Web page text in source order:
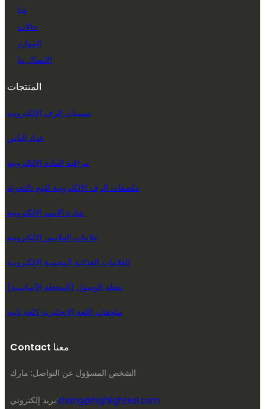
عنا
حالات
الموارد
الاتصال بنا
المنتجات
تسميات الرف الإلكترونية
عداد الناس
مراقبة المادة الإلكترونية
ملصقات الرف الإلكترونية للبيع بالتجزئة
شارة الاسم الإلكترونية
علامات الملابس الإلكترونية
العلامات الغذائية المجمدة الإلكترونية
نقطة الوصول (المحطة الأساسية)
ملحقات اللغة الإنجليزية كلغة ثانية
Contact معنا
الشخص المسؤول عن التواصل: مارك
بريد إلكتروني:zhang@highlightesl.com